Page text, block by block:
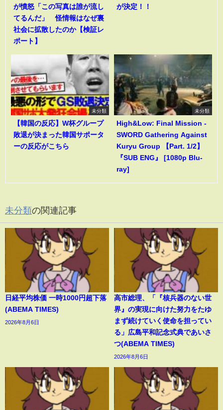
が憤怒「この写真は誰が流し
てるんだ」 怪情報はなぜ裏
社会に拡散したのか【検証レ
ポート】
が決定！！
未分類
【韓国の反応】W杯グループ
敗退が決まった韓国サポータ
ーの反応がこちら
未分類
High&Low: Final Mission -
SWORD Gathering Against
Kuryu Group 【Part. 1/2】
『SUB ENG』 [1080p Blu-
ray]
未分類の関連記事
日経平均株価 一時1000円超下落
(ABEMA TIMES)
2026年8月6日
高市総理、「『核兵器のない世
界』の実現に向けた努力をたゆ
まず続けていく使命を担ってい
る」広島平和記念式典であいさ
つ(ABEMA TIMES)
2026年8月6日